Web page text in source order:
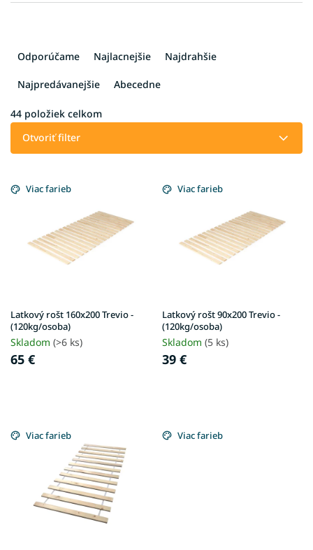
a
i
d
Odporúčame Najlacnejšie Najdrahšie
Najpredávanejšie Abecedne
44 položiek celkom
Otvoriť filter
ý
u
k
t
o
Viac farieb
Latkový rošt 160x200 Trevio -
(120kg/osoba)
Skladom (>6 ks)
65 €
Viac farieb
Latkový rošt 90x200 Trevio -
(120kg/osoba)
Skladom (5 ks)
39 €
Viac farieb Viac farieb